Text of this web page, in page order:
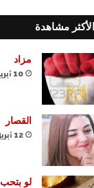
الأكثر مشاهدة
مزاد
10 أبريل، 2023
القصار
12 أبريل، 2023
لو بتحب